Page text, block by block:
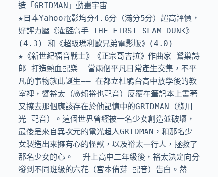
造「GRIDMAN」動畫宇宙
★日本Yahoo電影均分4.6分（滿分5分）超高評價，
好評力壓《灌籃高手 THE FIRST SLAM DUNK》
(4.3) 和《超級瑪利歐兄弟電影版》(4.0)
★《新世紀福音戰士》《正宗哥吉拉》作曲家 鷺巢詩
郎 打造熱血配樂  當兩個平凡日常產生交集，不平
凡的事物就此誕生—— 在都立杜鵑台高中放學後的教
室裡，響裕太（廣賴裕也配音）反覆在筆記本上畫著
又擦去那個應該存在於他記憶中的GRIDMAN（綠川
光 配音）。這個世界曾經被一名少女創造並破壞，
最後是來自異次元的電光超人GRIDMAN，和那名少
女製造出來擁有心的怪獸，以及裕太一行人，拯救了
那名少女的心。  升上高中二年級後，裕太決定向分
發到不同班級的六花（宮本侑芽 配音）告白。然